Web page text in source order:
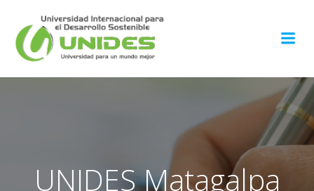
al
UNIDES Matagalpa